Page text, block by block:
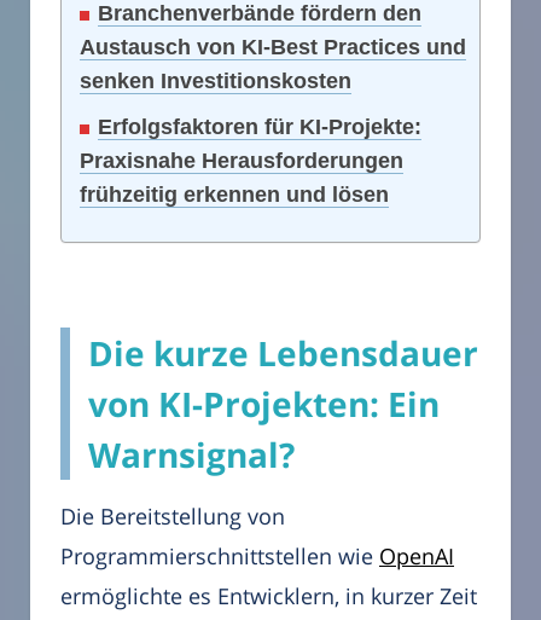
Branchenverbände fördern den
Austausch von KI-Best Practices und
senken Investitionskosten
Erfolgsfaktoren für KI-Projekte:
Praxisnahe Herausforderungen
frühzeitig erkennen und lösen
Die kurze Lebensdauer
von KI-Projekten: Ein
Warnsignal?
Die Bereitstellung von
Programmierschnittstellen wie OpenAI
ermöglichte es Entwicklern, in kurzer Zeit